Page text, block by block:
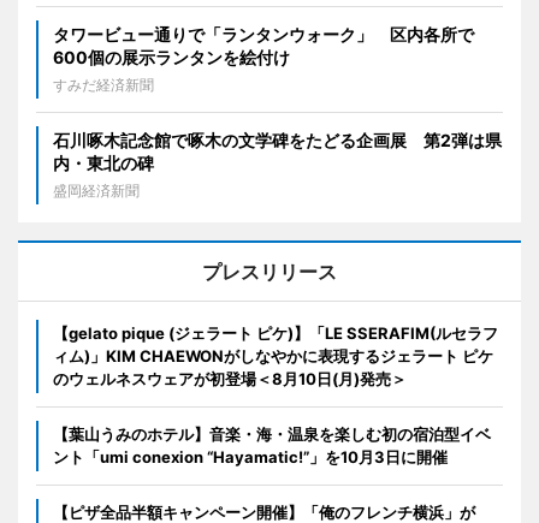
タワービュー通りで「ランタンウォーク」 区内各所で
600個の展示ランタンを絵付け
すみだ経済新聞
石川啄木記念館で啄木の文学碑をたどる企画展 第2弾は県
内・東北の碑
盛岡経済新聞
プレスリリース
【gelato pique (ジェラート ピケ)】「LE SSERAFIM(ルセラフ
ィム)」KIM CHAEWONがしなやかに表現するジェラート ピケ
のウェルネスウェアが初登場＜8月10日(月)発売＞
【葉山うみのホテル】音楽・海・温泉を楽しむ初の宿泊型イベ
ント「umi conexion “Hayamatic!”」を10月3日に開催
【ピザ全品半額キャンペーン開催】「俺のフレンチ横浜」が